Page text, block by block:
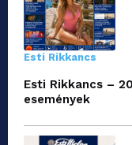
Esti Rikkancs
Esti Rikkancs –
események